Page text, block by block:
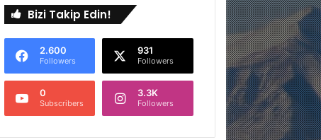
Bizi Takip Edin!
2.600
Followers
931
Followers
0
Subscribers
3.3K
Followers